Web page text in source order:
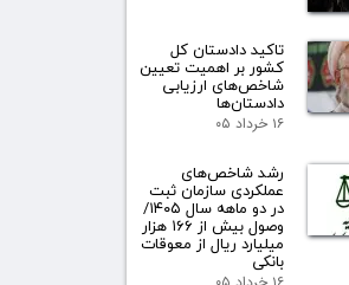
تاکید دادستان کل
کشور بر اهمیت تعیین
شاخص‌های ارزیابی
دادستان‌ها
۱۶ خرداد ۰۵
رشد شاخص‌های
عملکردی سازمان ثبت
در دو ماهه سال ۱۴۰۵/
وصول بیش از ۱۶۶ هزار
میلیارد ریال از معوقات
بانکی